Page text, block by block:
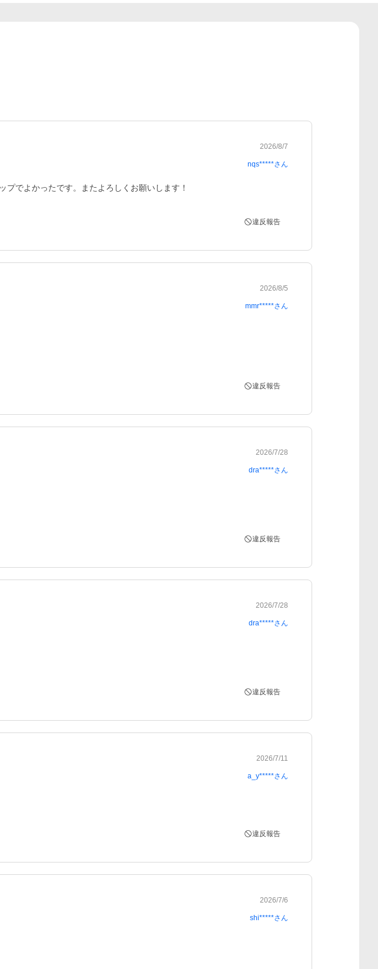
2026/8/7
nqs*****さん
でよかったです。またよろしくお願いします！
違反報告
2026/8/5
mmr*****さん
違反報告
2026/7/28
dra*****さん
違反報告
2026/7/28
dra*****さん
違反報告
2026/7/11
a_y*****さん
違反報告
2026/7/6
shi*****さん